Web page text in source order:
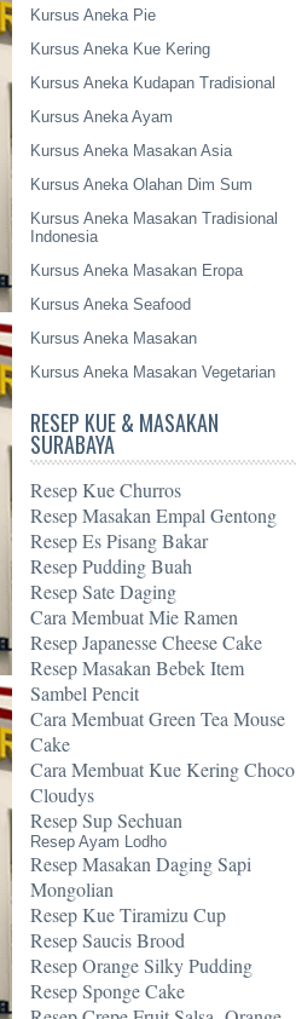
Kursus Aneka Pie
Kursus Aneka Kue Kering
Kursus Aneka Kudapan Tradisional
Kursus Aneka Ayam
Kursus Aneka Masakan Asia
Kursus Aneka Olahan Dim Sum
Kursus Aneka Masakan Tradisional
Indonesia
Kursus Aneka Masakan Eropa
Kursus Aneka Seafood
Kursus Aneka Masakan
Kursus Aneka Masakan Vegetarian
RESEP KUE & MASAKAN
SURABAYA
Resep Kue Churros
Resep Masakan Empal Gentong
Resep Es Pisang Bakar
Resep Pudding Buah
Resep Sate Daging
Cara Membuat Mie Ramen
Resep Japanesse Cheese Cake
Resep Masakan Bebek Item
Sambel Pencit
Cara Membuat Green Tea Mouse
Cake
Cara Membuat Kue Kering Choco
Cloudys
Resep Sup Sechuan
Resep Ayam Lodho
Resep Masakan Daging Sapi
Mongolian
Resep Kue Tiramizu Cup
Resep Saucis Brood
Resep Orange Silky Pudding
Resep Sponge Cake